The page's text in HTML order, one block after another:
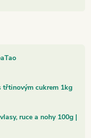
třtinovým cukrem 1kg
ruce a nohy 100g |